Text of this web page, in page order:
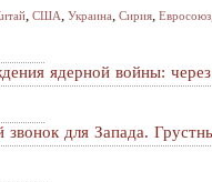
, США, Украина, Сирия, Евросоюз
ядерной войны:
звонок для Запада.